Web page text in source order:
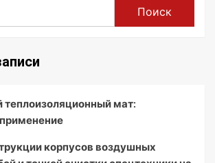
Поиск
теплоизоляционный мат:
корпусов воздушных